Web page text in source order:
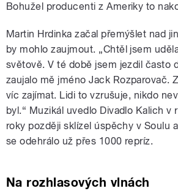
Bohužel producenti z Ameriky to
Martin Hrdinka začal přemýšlet nad
by mohlo zaujmout. „Chtěl jsem
světově. V té době jsem jezdil často
zaujalo mě jméno Jack Rozparovač.
víc zajímat. Lidi to vzrušuje, nikdo
byl.“ Muzikál uvedlo Divadlo Kalich v
roky později sklízel úspěchy v Soulu
se odehrálo už přes 1000 repríz.
Na rozhlasových vlnách